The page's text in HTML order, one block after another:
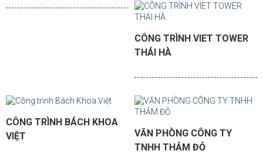
CÔNG TRÌNH VIET TOWER
THÁI HÀ
CÔNG TRÌNH BÁCH KHOA
VIỆT
VĂN PHÒNG CÔNG TY
TNHH THẢM ĐỎ